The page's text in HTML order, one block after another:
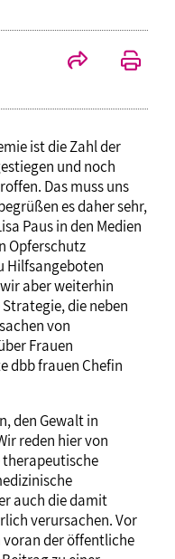
ist die Zahl der
und noch
Das muss uns
es daher sehr,
Paus in den Medien
Opferschutz
Hilfsangeboten
aber weiterhin
die neben
von
Frauen
dbb frauen Chefin
den Gewalt in
reden hier von
therapeutische
auch die damit
verursachen. Vor
voran der öffentliche